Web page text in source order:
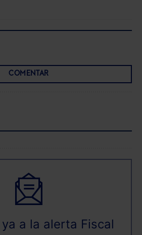
COMENTAR
a la alerta Fiscal